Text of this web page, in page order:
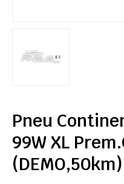
Pneu
99W XL
(DEMO,50km)